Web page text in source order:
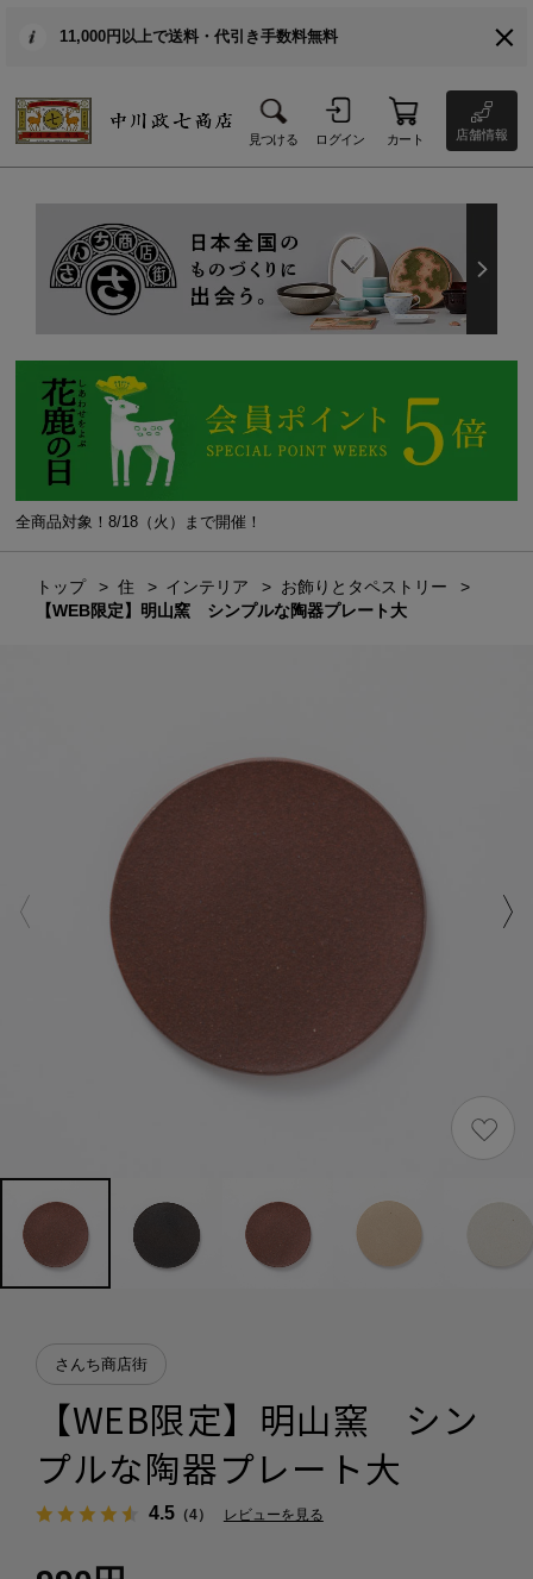
11,000円以上で送料・代引き手数料無料
見つける ログイン カート 店舗情報
全商品対象！8/18（火）まで開催！
トップ 住 インテリア
お飾りとタペストリー
【WEB限定】明山窯 シンプルな陶器プレート大
さんち商店街
【WEB限定】明山窯 シン
プルな陶器プレート大
4.5（4） レビューを見る